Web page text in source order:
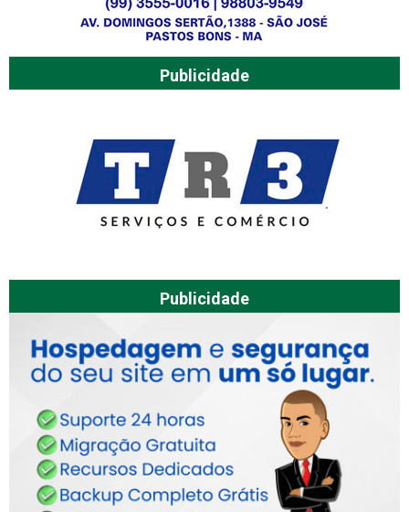
Publicidade
Publicidade